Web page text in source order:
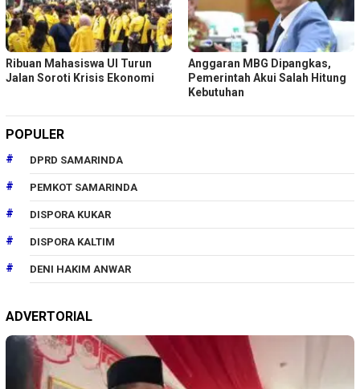
Ribuan Mahasiswa UI Turun
Jalan Soroti Krisis Ekonomi
Anggaran MBG Dipangkas,
Pemerintah Akui Salah Hitung
Kebutuhan
POPULER
DPRD SAMARINDA
PEMKOT SAMARINDA
DISPORA KUKAR
DISPORA KALTIM
DENI HAKIM ANWAR
ADVERTORIAL